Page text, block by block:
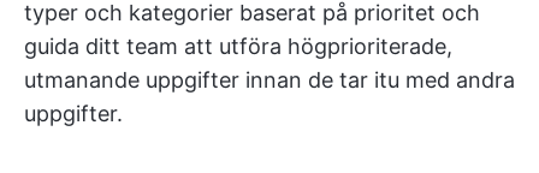
typer och kategorier baserat på prioritet och
guida ditt team att utföra högprioriterade,
utmanande uppgifter innan de tar itu med andra
uppgifter.